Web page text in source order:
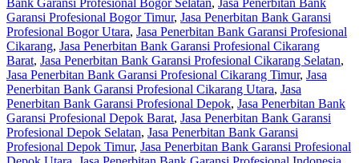
Garansi Profesional Bogor Timur, Jasa Penerbitan Bank Garansi
Profesional Bogor Utara, Jasa Penerbitan Bank Garansi Profesional
Cikarang, Jasa Penerbitan Bank Garansi Profesional Cikarang
Barat, Jasa Penerbitan Bank Garansi Profesional Cikarang Selatan,
Jasa Penerbitan Bank Garansi Profesional Cikarang Timur, Jasa
Penerbitan Bank Garansi Profesional Cikarang Utara, Jasa
Penerbitan Bank Garansi Profesional Depok, Jasa Penerbitan Bank
Garansi Profesional Depok Barat, Jasa Penerbitan Bank Garansi
Profesional Depok Selatan, Jasa Penerbitan Bank Garansi
Profesional Depok Timur, Jasa Penerbitan Bank Garansi Profesional